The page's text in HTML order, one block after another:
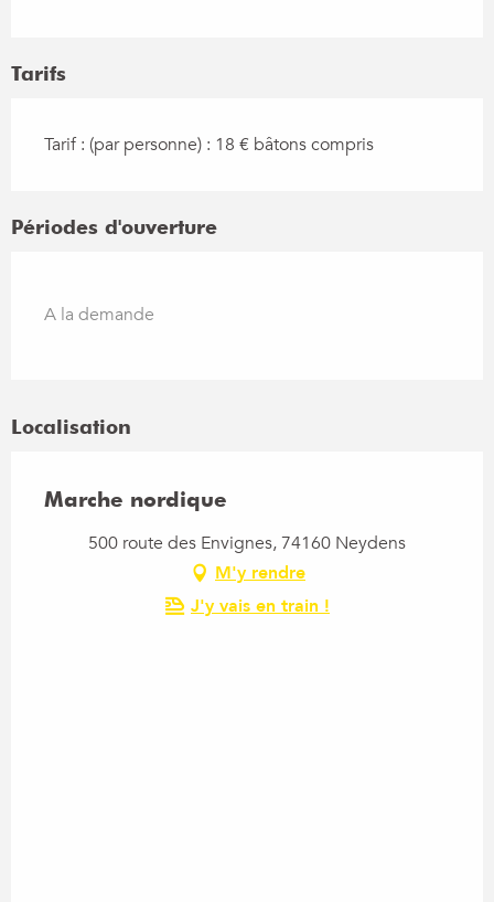
Tarifs
Tarif : (par personne) : 18 € bâtons compris
Périodes d'ouverture
A la demande
Localisation
Marche nordique
500 route des Envignes, 74160 Neydens
M'y rendre
J'y vais en train !